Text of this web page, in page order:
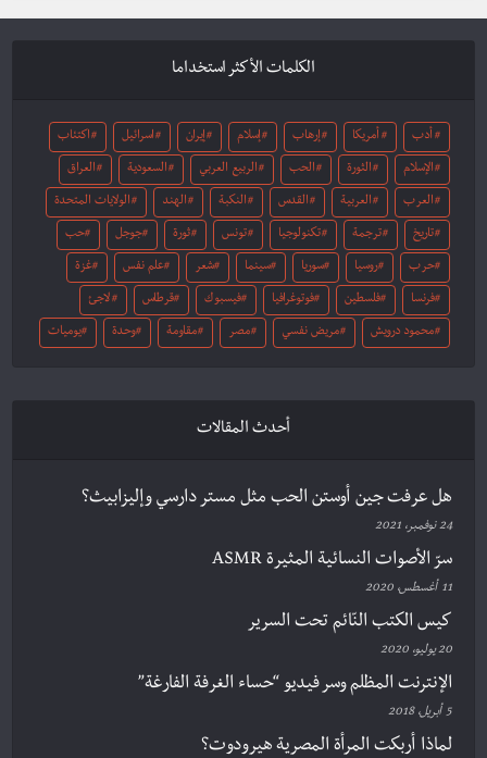
الكلمات الأكثر استخداما
أدب أمريكا إرهاب إسلام إيران اسرائيل اكتئاب
الإسلام الثورة الحب الربيع العربي السعودية العراق
العرب العربية القدس النكبة الهند الولايات المتحدة
تاريخ ترجمة تكنولوجيا تونس ثورة جوجل حب
حرب روسيا سوريا سينما شعر علم نفس غزة
فرنسا فلسطين فوتوغرافيا فيسبوك قرطاس لاجئ
محمود درويش مريض نفسي مصر مقاومة وحدة يوميات
أحدث المقالات
هل عرفت جين أوستن الحب مثل مستر دارسي وإليزابيث؟
24 نوفمبر، 2021
سرّ الأصوات النسائية المثيرة ASMR
11 أغسطس، 2020
كيس الكتب النّائم تحت السرير
20 يوليو، 2020
الإنترنت المظلم وسر فيديو “حساء الغرفة الفارغة”
5 أبريل، 2018
لماذا أربكت المرأة المصرية هيرودوت؟